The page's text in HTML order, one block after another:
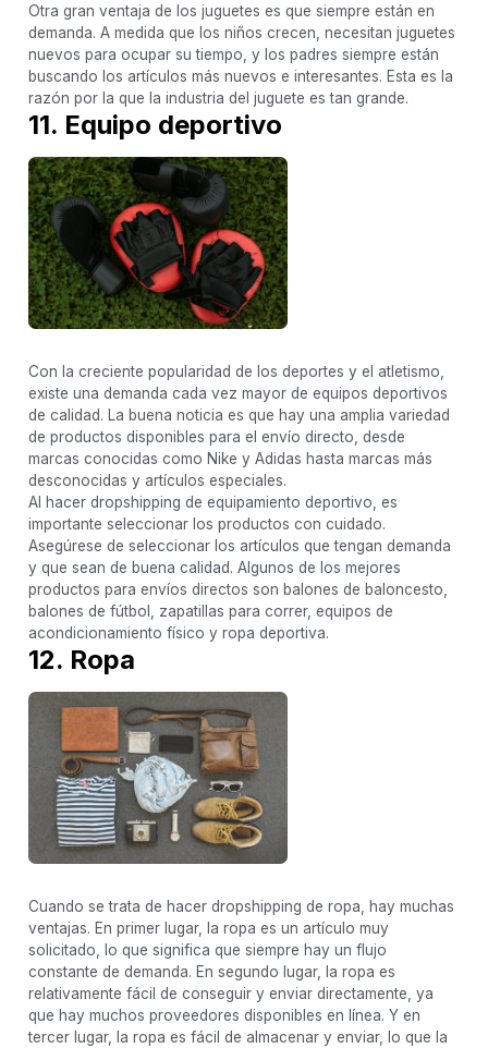
Otra gran ventaja de los juguetes es que siempre están en
demanda. A medida que los niños crecen, necesitan juguetes
nuevos para ocupar su tiempo, y los padres siempre están
buscando los artículos más nuevos e interesantes. Esta es la
razón por la que la industria del juguete es tan grande.
11. Equipo deportivo
Con la creciente popularidad de los deportes y el atletismo,
existe una demanda cada vez mayor de equipos deportivos
de calidad. La buena noticia es que hay una amplia variedad
de productos disponibles para el envío directo, desde
marcas conocidas como Nike y Adidas hasta marcas más
desconocidas y artículos especiales.
Al hacer dropshipping de equipamiento deportivo, es
importante seleccionar los productos con cuidado.
Asegúrese de seleccionar los artículos que tengan demanda
y que sean de buena calidad. Algunos de los mejores
productos para envíos directos son balones de baloncesto,
balones de fútbol, zapatillas para correr, equipos de
acondicionamiento físico y ropa deportiva.
12. Ropa
Cuando se trata de hacer dropshipping de ropa, hay muchas
ventajas. En primer lugar, la ropa es un artículo muy
solicitado, lo que significa que siempre hay un flujo
constante de demanda. En segundo lugar, la ropa es
relativamente fácil de conseguir y enviar directamente, ya
que hay muchos proveedores disponibles en línea. Y en
tercer lugar, la ropa es fácil de almacenar y enviar, lo que la